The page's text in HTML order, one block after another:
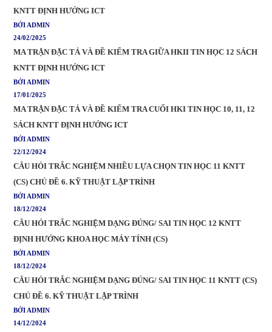
KNTT ĐỊNH HƯỚNG ICT
BỞI ADMIN
24/02/2025
MA TRẬN ĐẶC TẢ VÀ ĐỀ KIỂM TRA GIỮA HKII TIN HỌC 12 SÁCH
KNTT ĐỊNH HƯỚNG ICT
BỞI ADMIN
17/01/2025
MA TRẬN ĐẶC TẢ VÀ ĐỀ KIỂM TRA CUỐI HKI TIN HỌC 10, 11, 12
SÁCH KNTT ĐỊNH HƯỚNG ICT
BỞI ADMIN
22/12/2024
CÂU HỎI TRẮC NGHIỆM NHIỀU LỰA CHỌN TIN HỌC 11 KNTT
(CS) CHỦ ĐỀ 6. KỸ THUẬT LẬP TRÌNH
BỞI ADMIN
18/12/2024
CÂU HỎI TRẮC NGHIỆM DẠNG ĐÚNG/ SAI TIN HỌC 12 KNTT
ĐỊNH HƯỚNG KHOA HỌC MÁY TÍNH (CS)
BỞI ADMIN
18/12/2024
CÂU HỎI TRẮC NGHIỆM DẠNG ĐÚNG/ SAI TIN HỌC 11 KNTT (CS)
CHỦ ĐỀ 6. KỸ THUẬT LẬP TRÌNH
BỞI ADMIN
14/12/2024